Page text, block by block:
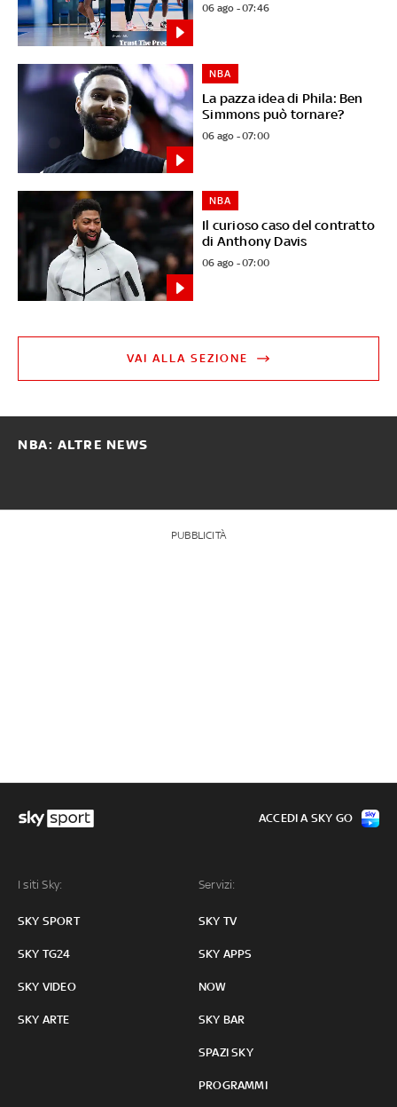
06 ago - 07:46
La pazza idea di Phila: Ben
Simmons può tornare?
NBA
06 ago - 07:00
Il curioso caso del contratto
di Anthony Davis
NBA
06 ago - 07:00
VAI ALLA SEZIONE
NBA: ALTRE NEWS
PUBBLICITÀ
I siti Sky:
SKY SPORT
SKY TG24
SKY VIDEO
SKY ARTE
Servizi:
SKY TV
SKY APPS
NOW
SKY BAR
SPAZI SKY
PROGRAMMI
ACCEDI A SKY GO